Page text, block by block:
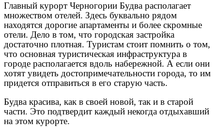
Главный курорт Черногории Будва располагает
множеством отелей. Здесь буквально рядом
находятся дорогие апартаменты и более скромные
отели. Дело в том, что городская застройка
достаточно плотная. Туристам стоит помнить о том,
что основная туристическая инфраструктура в
городе располагается вдоль набережной. А если они
хотят увидеть достопримечательности города, то им
придется отправиться в его старую часть.
Будва красива, как в своей новой, так и в старой
части. Это подтвердит каждый некогда отдыхавший
на этом курорте.